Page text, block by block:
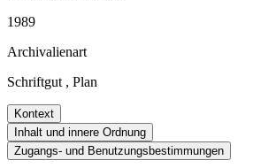
1989
Archivalienart
Schriftgut , Plan
Kontext
Inhalt und innere Ordnung
Zugangs- und Benutzungsbestimmungen